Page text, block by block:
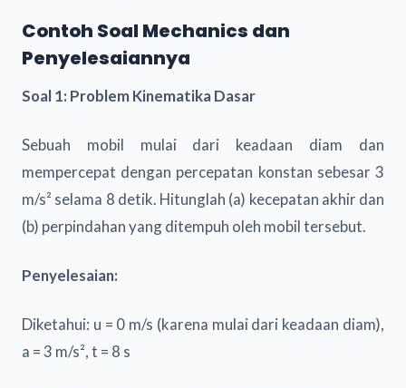
Contoh Soal Mechanics dan
Penyelesaiannya
Soal 1: Problem Kinematika Dasar
Sebuah mobil mulai dari keadaan diam dan
mempercepat dengan percepatan konstan sebesar 3
m/s² selama 8 detik. Hitunglah (a) kecepatan akhir dan
(b) perpindahan yang ditempuh oleh mobil tersebut.
Penyelesaian:
Diketahui: u = 0 m/s (karena mulai dari keadaan diam),
a = 3 m/s², t = 8 s